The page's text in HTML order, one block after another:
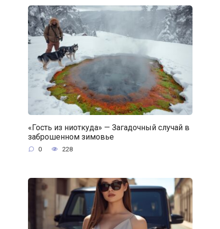
«Гость из ниоткуда» — Загадочный случай в
заброшенном зимовье
0 228